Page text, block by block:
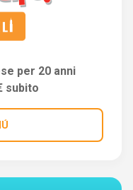
per 20 anni
subito